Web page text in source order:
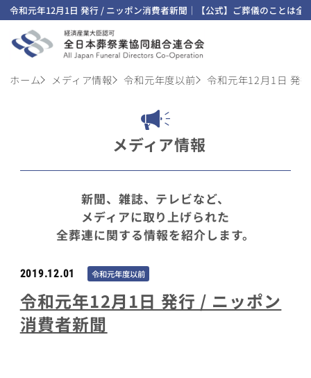
令和元年12月1日 発行 / ニッポン消費者新聞｜【公式】ご葬儀のことは
ホーム メディア情報 令和元年度以前 令和元年12月1日 発
メディア情報
新聞、雑誌、テレビなど、
メディアに取り上げられた
全葬連に関する情報を紹介します。
2019.12.01 令和元年度以前
令和元年12月1日 発行 / ニッポン
消費者新聞